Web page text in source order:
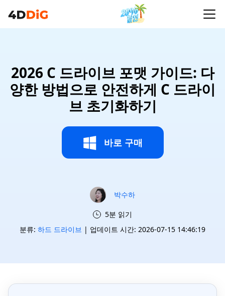
2026 C 드라이브 포맷 가이드: 다
양한 방법으로 안전하게 C 드라이
브 초기화하기
바로 구매
박수하
5분 읽기
분류: 하드 드라이브 | 업데이트 시간: 2026-07-15 14:46:19